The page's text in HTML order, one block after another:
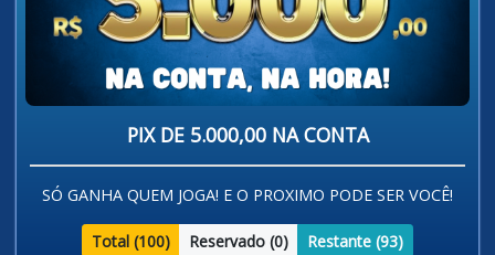
PIX DE 5.000,00 NA CONTA
SÓ GANHA QUEM JOGA! E O PROXIMO PODE SER VOCÊ!
Total (100) Reservado (0) Restante (93)